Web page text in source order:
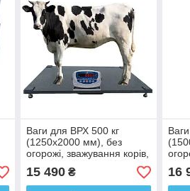
Ваги для ВРХ 500 кг
(1250х2000 мм), без
огорожі, зважування корів,
телят та бичків, від
виробника Горизонт
15 490₴ 16